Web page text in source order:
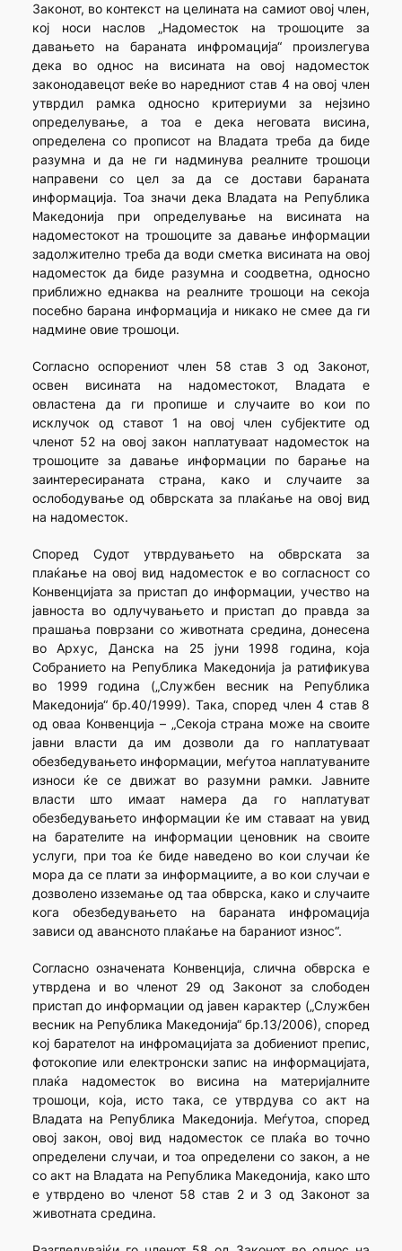
Законот, во контекст на целината на самиот овој член,
кој носи наслов „Надоместок на трошоците за
давањето на бараната инфромација“ произлегува
дека во однос на висината на овој надоместок
законодавецот веќе во наредниот став 4 на овој член
утврдил рамка односно критериуми за нејзино
определување, а тоа е дека неговата висина,
определена со прописот на Владата треба да биде
разумна и да не ги надминува реалните трошоци
направени со цел за да се достави бараната
информација. Тоа значи дека Владата на Република
Македонија при определување на висината на
надоместокот на трошоците за давање информации
задолжително треба да води сметка висината на овој
надоместок да биде разумна и соодветна, односно
приближно еднаква на реалните трошоци на секоја
посебно барана информација и никако не смее да ги
надмине овие трошоци.
Согласно оспорениот член 58 став 3 од Законот,
освен висината на надоместокот, Владата е
овластена да ги пропише и случаите во кои по
исклучок од ставот 1 на овој член субјектите од
членот 52 на овој закон наплатуваат надоместок на
трошоците за давање информации по барање на
заинтересираната страна, како и случаите за
ослободување од обврската за плаќање на овој вид
на надоместок.
Според Судот утврдувањето на обврската за
плаќање на овој вид надоместок е во согласност со
Конвенцијата за пристап до информации, учество на
јавноста во одлучувањето и пристап до правда за
прашања поврзани со животната средина, донесена
во Архус, Данска на 25 јуни 1998 година, која
Собранието на Република Македонија ја ратификува
во 1999 година („Службен весник на Република
Македонија“ бр.40/1999). Така, според член 4 став 8
од оваа Конвенција – „Секоја страна може на своите
јавни власти да им дозволи да го наплатуваат
обезбедувањето информации, меѓутоа наплатуваните
износи ќе се движат во разумни рамки. Јавните
власти што имаат намера да го наплатуват
обезбедувањето информации ќе им ставаат на увид
на барателите на информации ценовник на своите
услуги, при тоа ќе биде наведено во кои случаи ќе
мора да се плати за информациите, а во кои случаи е
дозволено изземање од таа обврска, како и случаите
кога обезбедувањето на бараната инфромација
зависи од авансното плаќање на бараниот износ“.
Согласно означената Конвенција, слична обврска е
утврдена и во членот 29 од Законот за слободен
пристап до информации од јавен карактер („Службен
весник на Република Македонија“ бр.13/2006), според
кој барателот на инфромацијата за добиениот препис,
фотокопие или електронски запис на информацијата,
плаќа надоместок во висина на материјалните
трошоци, која, исто така, се утврдува со акт на
Владата на Република Македонија. Меѓутоа, според
овој закон, овој вид надоместок се плаќа во точно
определени случаи, и тоа определени со закон, а не
со акт на Владата на Република Македонија, како што
е утврдено во членот 58 став 2 и 3 од Законот за
животната средина.